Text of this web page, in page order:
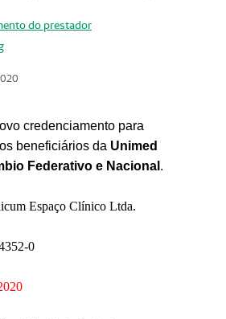
do prestador
credenciamento para
beneficiários da Unimed
Federativo e Nacional .
Espaço Clínico Ltda.
0